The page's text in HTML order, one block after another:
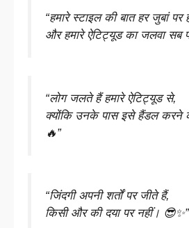
“हमारे स्टाइल की बात हर जुबां पर
और हमारे ऐटिट्यूड का जलवा सब
“लोग जलते हैं हमारे ऐटिट्यूड से,
क्योंकि उनके पास इसे हैंडल करने
🔥”
“जिंदगी अपनी शर्तों पर जीते हैं,
किसी और की दया पर नहीं। 😎✨”